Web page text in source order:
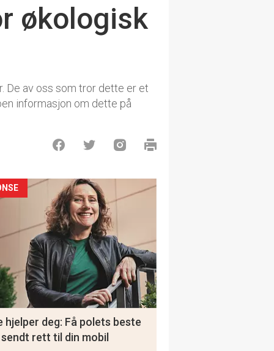
økologisk
De av oss som tror dette er et
informasjon om dette på
hjelper deg: Få polets beste
sendt rett til din mobil